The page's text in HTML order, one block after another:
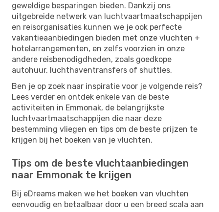
geweldige besparingen bieden. Dankzij ons
uitgebreide netwerk van luchtvaartmaatschappijen
en reisorganisaties kunnen we je ook perfecte
vakantieaanbiedingen bieden met onze vluchten +
hotelarrangementen, en zelfs voorzien in onze
andere reisbenodigdheden, zoals goedkope
autohuur, luchthaventransfers of shuttles.
Ben je op zoek naar inspiratie voor je volgende reis?
Lees verder en ontdek enkele van de beste
activiteiten in Emmonak, de belangrijkste
luchtvaartmaatschappijen die naar deze
bestemming vliegen en tips om de beste prijzen te
krijgen bij het boeken van je vluchten.
Tips om de beste vluchtaanbiedingen
naar Emmonak te krijgen
Bij eDreams maken we het boeken van vluchten
eenvoudig en betaalbaar door u een breed scala aan